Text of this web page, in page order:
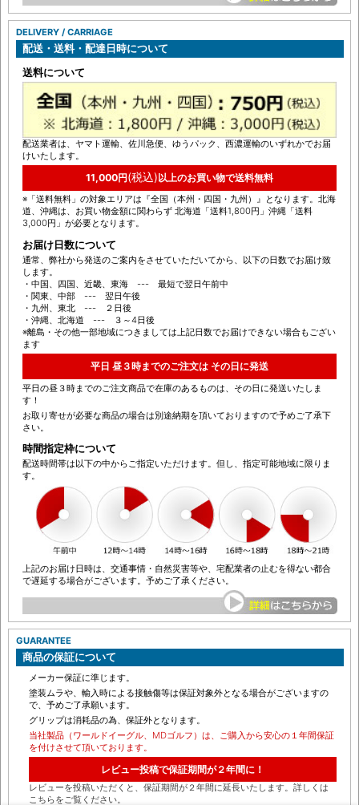
DELIVERY / CARRIAGE
配送・送料・配達日時について
送料について
配送業者は、ヤマト運輸、佐川急便、ゆうパック、西濃運輸のいずれかでお届
11,000円(税込)以上のお買い物で送料無料
※「送料無料」の対象エリアは『全国（本州・四国・九州）』となります。北海
道、沖縄は、お買い物金額に関わらず 北海道「送料1,800円」沖縄「送料
3,000円」が必要となります。
お届け日数について
通常、弊社から発送のご案内をさせていただいてから、以下の日数でお届け致
します。
・中国、四国、近畿、東海 --- 最短で翌日午前中
・関東、中部 --- 翌日午後
・九州、東北 --- ２日後
・沖縄、北海道 --- ３～4日後
※離島・その他一部地域につきましては上記日数でお届けできない場合もござい
平日 昼３時までのご注文は その日に発送
平日の昼３時までのご注文商品で在庫のあるものは、その日に発送いたしま
す！
お取り寄せが必要な商品の場合は別途納期を頂いておりますので予めご了承下
さい。
時間指定枠について
配送時間帯は以下の中からご指定いただけます。但し、指定可能地域に限りま
上記のお届け日時は、交通事情・自然災害等や、宅配業者の止むを得ない都合
で遅延する場合がございます。予めご了承ください。
GUARANTEE
商品の保証について
メーカー保証に準じます。
塗装ムラや、輸入時による接触傷等は保証対象外となる場合がございますの
で、予めご了承願います。
グリップは消耗品の為、保証外となります。
当社製品（ワールドイーグル、MDゴルフ）は、ご購入から安心の１年間保証
を付けさせて頂いております。
レビュー投稿で保証期間が２年間に！